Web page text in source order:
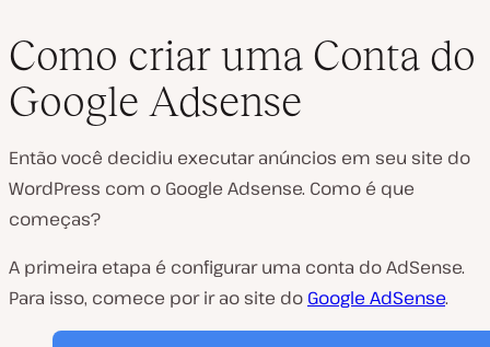
Como criar uma Conta do
Google Adsense
Então você decidiu executar anúncios em seu site do
WordPress com o Google Adsense. Como é que
começas?
A primeira etapa é configurar uma conta do AdSense.
Para isso, comece por ir ao site do Google AdSense.